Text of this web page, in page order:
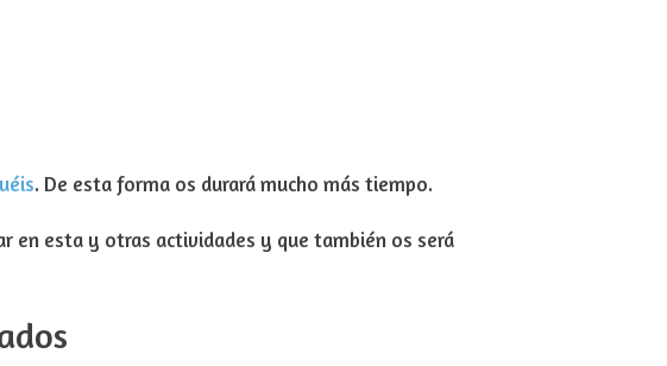
. De esta forma os durará mucho más tiempo.
esta y otras actividades y que también os será